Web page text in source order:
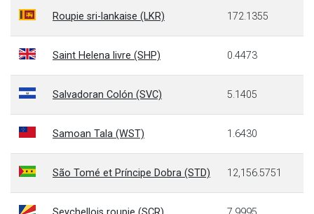
Roupie sri-lankaise (LKR) 172.1355
Saint Helena livre (SHP) 0.4473
Salvadoran Colón (SVC) 5.1405
Samoan Tala (WST) 1.6430
São Tomé et Príncipe Dobra (STD) 12,156.5751